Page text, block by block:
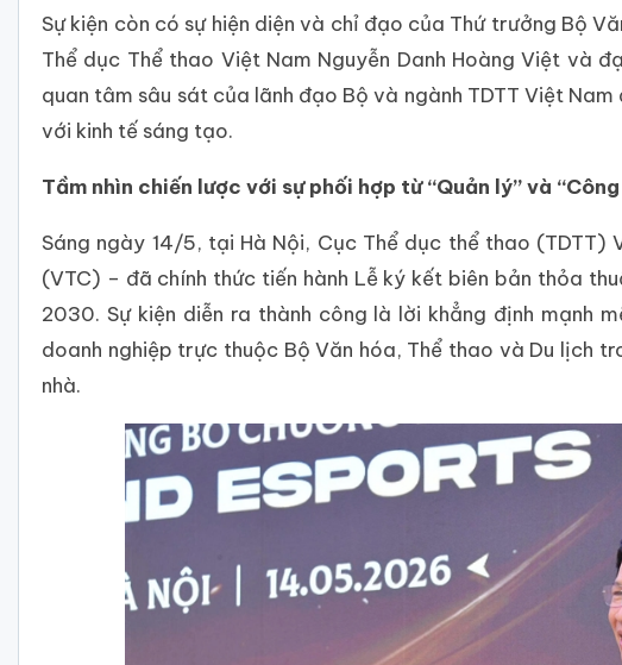
Sự kiện còn có sự hiện diện và chỉ đạo của Thứ trưởng Bộ
Thể dục Thể thao Việt Nam Nguyễn Danh Hoàng Việt và
quan tâm sâu sát của lãnh đạo Bộ và ngành TDTT Việt
với kinh tế sáng tạo.
Tầm nhìn chiến lược với sự phối hợp từ “Quản lý” và “Công
Sáng ngày 14/5, tại Hà Nội, Cục Thể dục thể thao
(VTC) – đã chính thức tiến hành Lễ ký kết biên bản thỏa
2030. Sự kiện diễn ra thành công là lời khẳng định mạnh
doanh nghiệp trực thuộc Bộ Văn hóa, Thể thao và Du lịch
nhà.